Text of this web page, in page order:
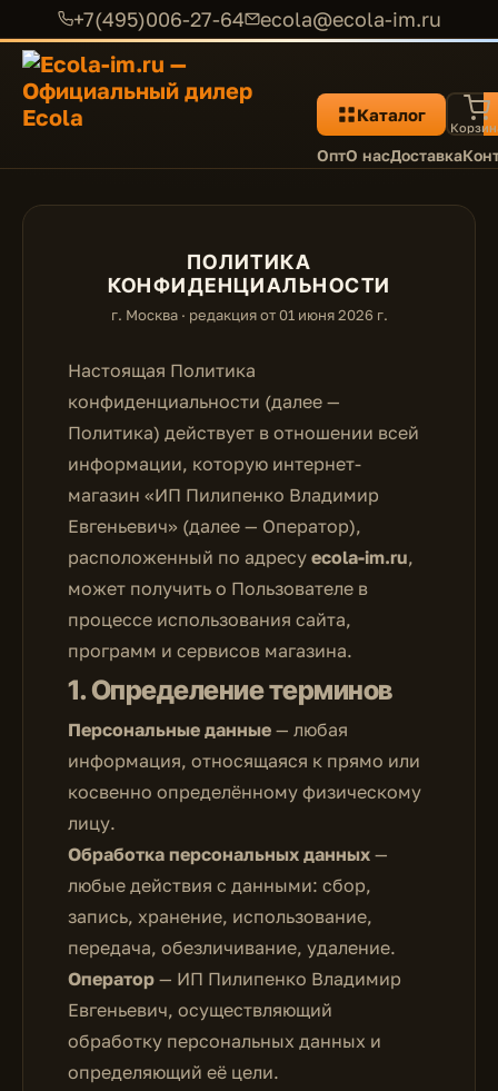
+7(495)006-27-64 ecola@ecola-im.ru
Каталог
ОптО насДоставка
ПОЛИТИКА
КОНФИДЕНЦИАЛЬНОСТИ
г. Москва · редакция от 01 июня 2026 г.
Настоящая Политика
конфиденциальности (далее —
Политика) действует в отношении всей
информации, которую интернет-
магазин «ИП Пилипенко Владимир
Евгеньевич» (далее — Оператор),
расположенный по адресу ecola-im.ru,
может получить о Пользователе в
процессе использования сайта,
программ и сервисов магазина.
1. Определение терминов
Персональные данные — любая
информация, относящаяся к прямо или
косвенно определённому физическому
лицу.
Обработка персональных данных —
любые действия с данными: сбор,
запись, хранение, использование,
передача, обезличивание, удаление.
Оператор — ИП Пилипенко Владимир
Евгеньевич, осуществляющий
обработку персональных данных и
определяющий её цели.